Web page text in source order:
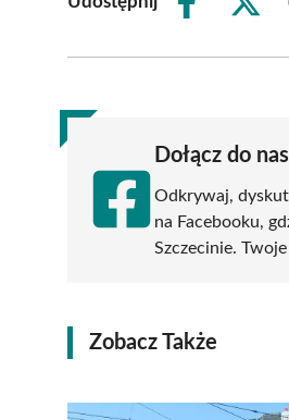
Share
Share
Dołącz do
Odkrywaj,
na Facebooku,
Szczecinie.
Zobacz Także